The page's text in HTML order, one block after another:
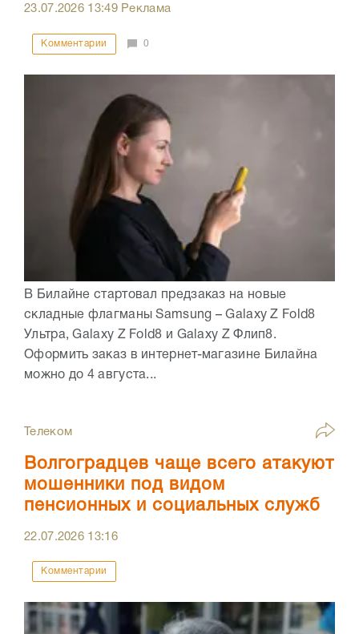
23.07.2026 13:49Реклама
Комментарии 0
В Билайне стартовал предзаказ на новые
складные флагманы Samsung – Galaxy Z Fold8
Ультра, Galaxy Z Fold8 и Galaxy Z Флип8.
Оформить заказ в интернет-магазине Билайна
можно до 4 августа...
Телеком
Волгоградцев чаще всего атакуют
мошенники под видом
пенсионных и социальных служб
22.07.2026 13:16
Комментарии